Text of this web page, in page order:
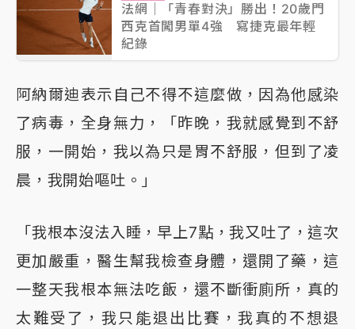
法網｜「青春對決」勝出！20歲門
西克首闖男單4強 寫捷克最年輕
紀錄
阿納爾迪表示自己不得不這麼做，因為他感染
了病毒，全身無力，「昨晚，我就感覺到不舒
服，一開始，我以為只是胃不舒服，但到了凌
晨，我開始嘔吐。」
「我根本沒法入睡，早上7點，我又吐了，這次
更加嚴重，醫生幫我檢查身體，還開了藥，這
一整天我根本無法吃飯，還不斷衝廁所，真的
太難受了，我只能退出比賽，我真的不想退